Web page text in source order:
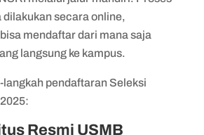
dilakukan secara online,
mendaftar dari mana saja
langsung ke kampus.
pendaftaran Seleksi
Resmi USMB